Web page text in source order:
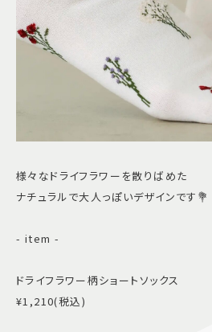
様々なドライフラワーを散りばめた
ナチュラルで大人っぽいデザインです💐
- item -
ドライフラワー柄ショートソックス
¥1,210(税込)